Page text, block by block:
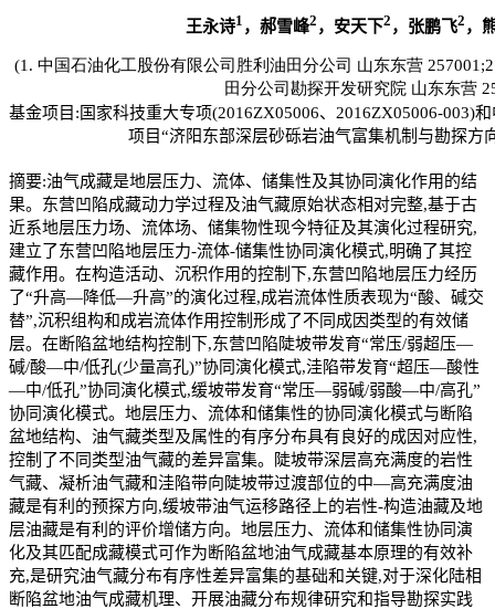
王永诗1 ，郝雪峰2 ，安天下2 ，张鹏飞2 ，
(1. 中国石油化工股份有限公司胜利油田分公司 山东东营
田分公司勘探开发研究院 山东东营
基金项目:国家科技重大专项(2016ZX05006、2016ZX05006-003)
项目“济阳东部深层砂砾岩油气富集机制与勘探方
摘要:油气成藏是地层压力、流体、储集性及其协同演化作用的结
果。东营凹陷成藏动力学过程及油气藏原始状态相对完整,基于古
近系地层压力场、流体场、储集物性现今特征及其演化过程研究,
建立了东营凹陷地层压力-流体-储集性协同演化模式,明确了其控
藏作用。在构造活动、沉积作用的控制下,东营凹陷地层压力经历
了“升高—降低—升高”的演化过程,成岩流体性质表现为“酸、碱交
替”,沉积组构和成岩流体作用控制形成了不同成因类型的有效储
层。在断陷盆地结构控制下,东营凹陷陡坡带发育“常压/弱超压—
碱/酸—中/低孔(少量高孔)”协同演化模式,洼陷带发育“超压—酸性
—中/低孔”协同演化模式,缓坡带发育“常压—弱碱/弱酸—中/高孔”
协同演化模式。地层压力、流体和储集性的协同演化模式与断陷
盆地结构、油气藏类型及属性的有序分布具有良好的成因对应性,
控制了不同类型油气藏的差异富集。陡坡带深层高充满度的岩性
气藏、凝析油气藏和洼陷带向陡坡带过渡部位的中—高充满度油
藏是有利的预探方向,缓坡带油气运移路径上的岩性-构造油藏及地
层油藏是有利的评价增储方向。地层压力、流体和储集性协同演
化及其匹配成藏模式可作为断陷盆地油气成藏基本原理的有效补
充,是研究油气藏分布有序性差异富集的基础和关键,对于深化陆相
断陷盆地油气成藏机理、开展油藏分布规律研究和指导勘探实践